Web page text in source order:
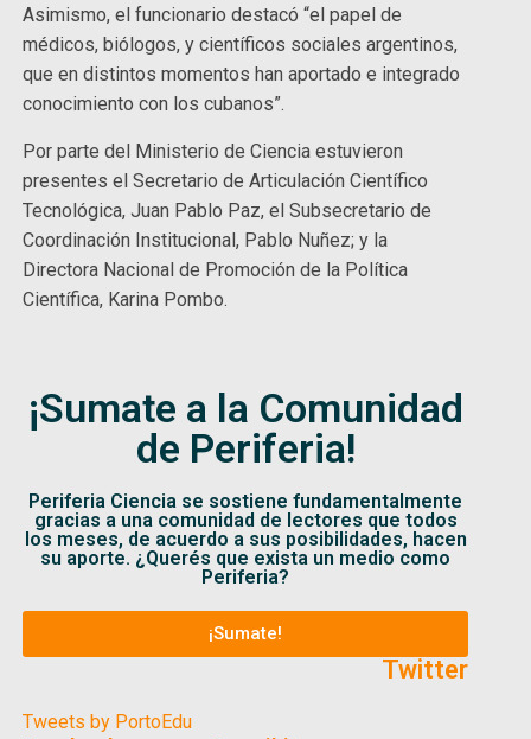
Asimismo, el funcionario destacó “el papel de
médicos, biólogos, y científicos sociales argentinos,
que en distintos momentos han aportado e integrado
conocimiento con los cubanos”.
Por parte del Ministerio de Ciencia estuvieron
presentes el Secretario de Articulación Científico
Tecnológica, Juan Pablo Paz, el Subsecretario de
Coordinación Institucional, Pablo Nuñez; y la
Directora Nacional de Promoción de la Política
Científica, Karina Pombo.
¡Sumate a la Comunidad
de Periferia!
Periferia Ciencia se sostiene fundamentalmente
gracias a una comunidad de lectores que todos
los meses, de acuerdo a sus posibilidades, hacen
su aporte. ¿Querés que exista un medio como
Periferia?
¡Sumate!
Twitter
Tweets by PortoEdu